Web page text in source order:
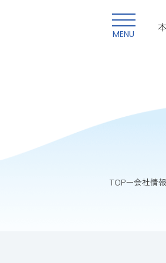
MENU
TOP 会社情報